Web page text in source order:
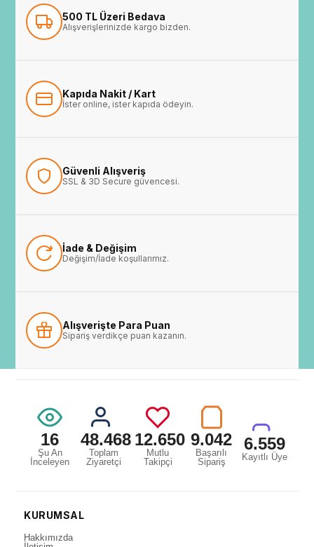
500 TL Üzeri Bedava
Alışverişlerinizde kargo bizden.
Kapıda Nakit / Kart
İster online, ister kapıda ödeyin.
Güvenli Alışveriş
SSL & 3D Secure güvencesi.
İade & Değişim
Değişim/İade koşullarımız.
Alışverişte Para Puan
Sipariş verdikçe puan kazanın.
16
Şu An
İnceleyen
48.468
Toplam
Ziyaretçi
12.650
Mutlu
Takipçi
9.042
Başarılı
Sipariş
6.559
Kayıtlı Üye
KURUMSAL
Hakkımızda